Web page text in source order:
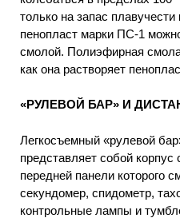
только на запас
пенопласт марки ПС-1
смолой. Полиэфирная смола
как она растворяет
«РУЛЕВОЙ БАР» И
Легкосъемный «рулевой
представляет собой
передней панели которого
секундомер, спидометр,
контрольные лампы и